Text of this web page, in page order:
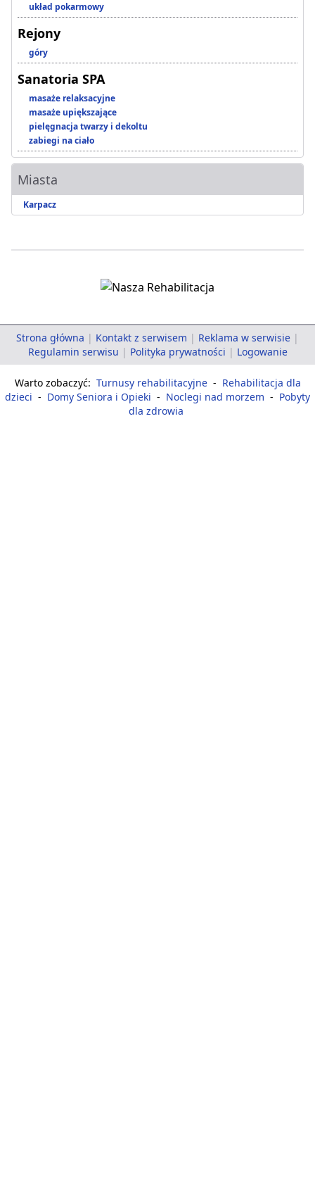
układ pokarmowy
Rejony
góry
Sanatoria SPA
masaże relaksacyjne
masaże upiększające
pielęgnacja twarzy i dekoltu
zabiegi na ciało
Miasta
Karpacz
Strona główna | Kontakt z serwisem | Reklama w serwisie |
Regulamin serwisu | Polityka prywatności | Logowanie
Warto zobaczyć: Turnusy rehabilitacyjne - Rehabilitacja dla
dzieci - Domy Seniora i Opieki - Noclegi nad morzem - Pobyty
dla zdrowia